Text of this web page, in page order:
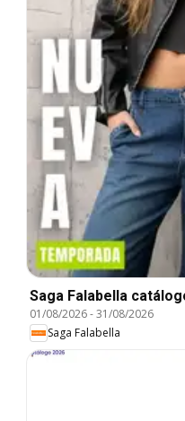
Saga Falabella
01/08/2026-31/08/2026
Saga Falabella